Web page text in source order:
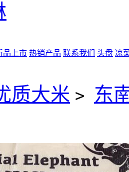
品上市 热销产品 联系我们 头盘 凉
质大米 > 东